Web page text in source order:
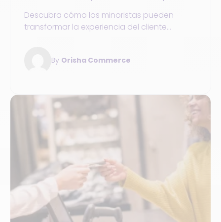
segundo año consecutivo en el
informe de Gartner® sobre IA y
Descubra cómo los minoristas pueden
transformar la experiencia del cliente
venta basados en IA. Obtenga la
proveedores principales.
By Orisha Commerce